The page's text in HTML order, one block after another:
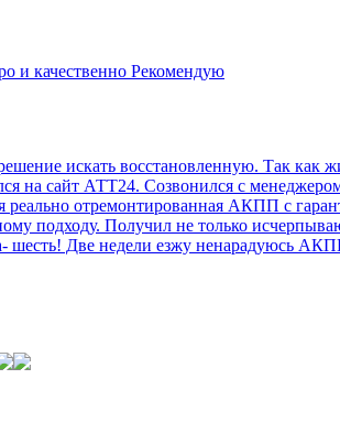
и качественно Рекомендую
искать восстановленную. Так как
на сайт АТТ24. Созвонился с
отремонтированная АКПП с
подходу. Получил не только
Две недели езжу ненарадуюсь